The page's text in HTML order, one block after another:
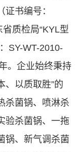
书编号：
质检局“KYL型
SY-WT-2010-
。企业始终秉持
、以质取胜”的
杀菌锅、喷淋杀
验杀菌锅、一拖
锅、新气调杀菌